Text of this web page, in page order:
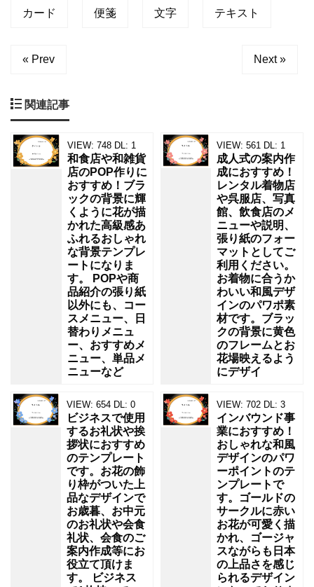
カード 便箋 文字 テキスト
« Prev Next »
関連記事
VIEW: 748 DL: 1
和食店や和雑貨
店のPOP作りに
おすすめ！ブラ
ックの背景に輝
くように花が描
かれた高級感あ
ふれるおしゃれ
な背景テンプレ
ートになりま
す。 POPや商
品紹介の張り紙
以外にも、コー
スメニュー、日
替わりメニュ
ー、おすすめメ
ニュー、単品メ
ニューなど
VIEW: 561 DL: 1
成人式の案内作
成におすすめ！
レンタル着物店
や呉服店、写真
館、飲食店のメ
ニューや説明、
張り紙のフォー
マットとしてご
利用ください。
お着物に合うか
わいい和風デザ
インのパワポ素
材です。ブラッ
クの背景に黄色
のフレームとお
花場映えるよう
にデザイ
VIEW: 654 DL: 0
ビジネスで使用
するお礼状や挨
拶状におすすめ
のテンプレート
です。お花の飾
り枠がついた上
品なデザインで
お歳暮、お中元
のお礼状や会食
礼状、会食のご
案内作成等にお
役立て頂けま
す。 ビジネス
VIEW: 702 DL: 3
インバウンド事
業におすすめ！
おしゃれな和風
デザインのパワ
ーポイントのテ
ンプレートで
す。ゴールドの
サークルに赤い
お花が可愛く描
かれ、ゴージャ
スながらも日本
の上品さを感じ
られるデザイン